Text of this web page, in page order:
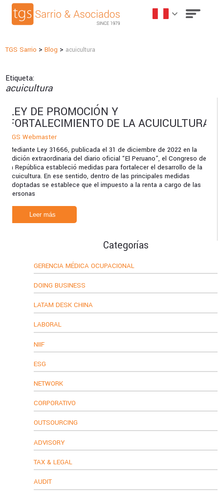
TGS Sarrio >Blog > acuicultura
Etiqueta:
acuicultura
LEY DE PROMOCIÓN Y
FORTALECIMIENTO DE LA ACUICULTURA
TGS Webmaster
Mediante Ley 31666, publicada el 31 de diciembre de 2022 en la
edición extraordinaria del diario oficial “El Peruano”, el Congreso de
la República estableció medidas para fortalecer el desarrollo de la
acuicultura. En ese sentido, dentro de las principales medidas
adoptadas se establece que el impuesto a la renta a cargo de las
personas
Leer más
Categorías
GERENCIA MÉDICA OCUPACIONAL
DOING BUSINESS
LATAM DESK CHINA
LABORAL
NIIF
ESG
NETWORK
CORPORATIVO
OUTSOURCING
ADVISORY
TAX & LEGAL
AUDIT